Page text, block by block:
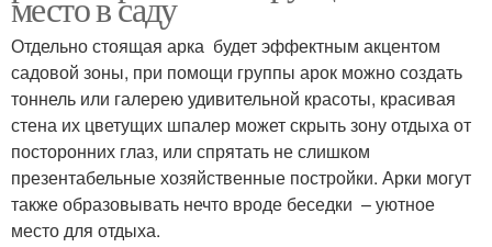
Отдельно стоящая арка будет эффектным акцентом
садовой зоны, при помощи группы арок можно создать
тоннель или галерею удивительной красоты, красивая
стена их цветущих шпалер может скрыть зону отдыха от
посторонних глаз, или спрятать не слишком
презентабельные хозяйственные постройки. Арки могут
также образовывать нечто вроде беседки – уютное
место для отдыха.